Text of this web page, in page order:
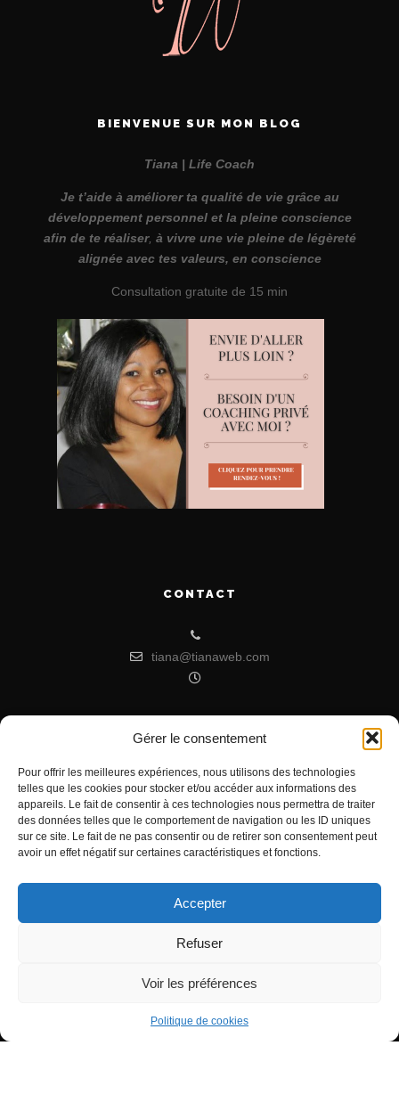
Gérer le consentement
Pour offrir les meilleures expériences, nous utilisons des technologies
telles que les cookies pour stocker et/ou accéder aux informations des
appareils. Le fait de consentir à ces technologies nous permettra de traiter
des données telles que le comportement de navigation ou les ID uniques
sur ce site. Le fait de ne pas consentir ou de retirer son consentement peut
avoir un effet négatif sur certaines caractéristiques et fonctions.
Accepter
Refuser
Voir les préférences
Politique de cookies
BIENVENUE SUR MON BLOG
Tiana | Life Coach
Je t’aide à améliorer ta qualité de vie grâce au
développement personnel et la pleine conscience
afin de te réaliser, à vivre une vie pleine de légèreté
alignée avec tes valeurs, en conscience
Consultation gratuite de 15 min
CONTACT
tiana@tianaweb.com
Signification de l’Heure Miroir 07h07
Heure miroir : 11h11 signification
Signification de l’Heure Miroir 11h55
Tous droits réservés - Copyright 2022 Tiana à ton service
Politique de confidentialité